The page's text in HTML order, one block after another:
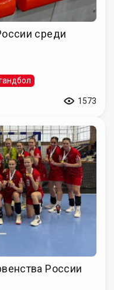
среди
1573
России